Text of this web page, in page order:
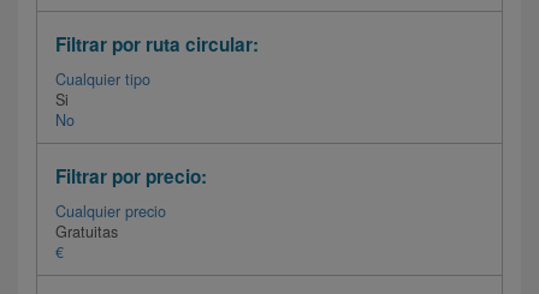
Filtrar por ruta circular:
Cualquier tipo
Si
No
Filtrar por precio:
Cualquier precio
Gratuitas
€